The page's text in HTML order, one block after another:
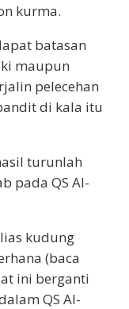
kurma.
batasan
maupun
pelecehan
di kala itu
turunlah
pada QS Al-
kudung
(baca
ini berganti
QS Al-